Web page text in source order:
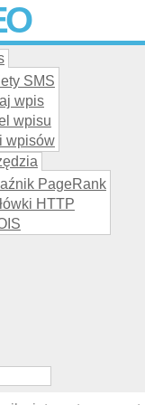
–
darmo!
SMS
wpis
wpisu
wpisów
PageRank
HTTP